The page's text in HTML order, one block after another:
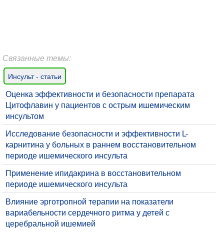
Связанные темы:
Инсульт - статьи
Оценка эффективности и безопасности препарата
Цитофлавин у пациентов с острым ишемическим
инсультом
Исследование безопасности и эффективности L-
карнитина у больных в раннем восстановительном
периоде ишемического инсульта
Применение ипидакрина в восстановительном
периоде ишемического инсульта
Влияние эрготропной терапии на показатели
вариабельности сердечного ритма у детей с
церебральной ишемией